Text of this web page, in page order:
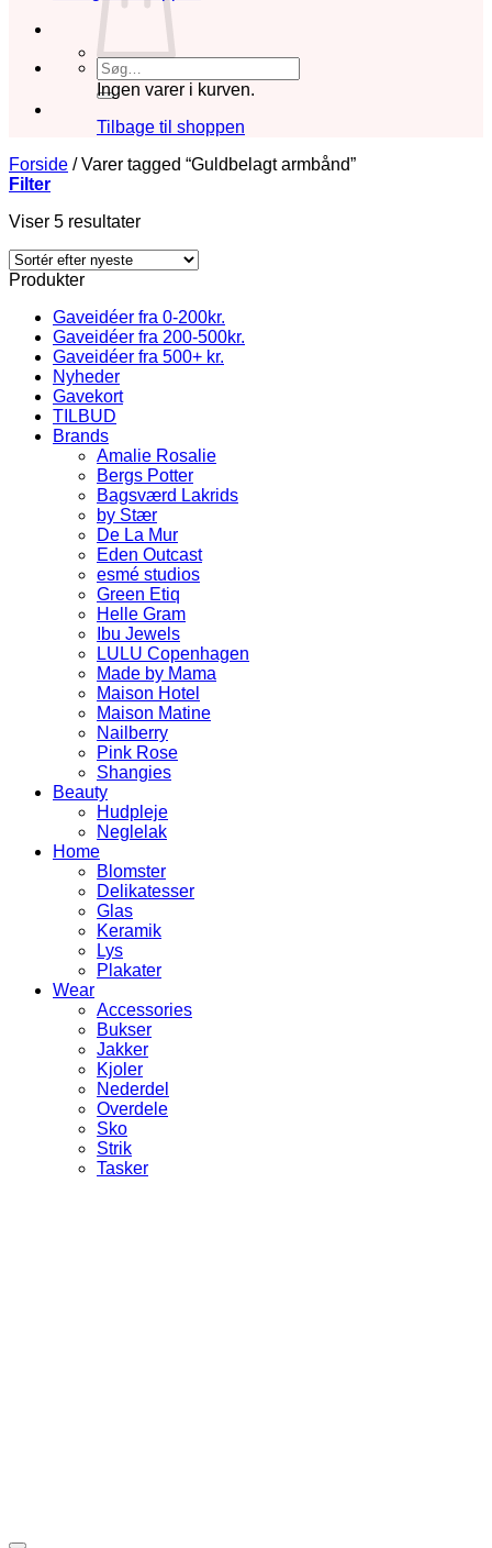
Søg
efter:
Ingen varer i kurven.
Tilbage til shoppen
Forside /Varer tagged “Guldbelagt armbånd”
Filter
Viser 5 resultaterSorteret
seneste
Produkter
Gaveidéer fra 0-200kr.
Gaveidéer fra 200-500kr.
Gaveidéer fra 500+ kr.
Nyheder
Gavekort
TILBUD
Brands
Amalie Rosalie
Bergs Potter
Bagsværd Lakrids
by Stær
De La Mur
Eden Outcast
esmé studios
Green Etiq
Helle Gram
Ibu Jewels
LULU Copenhagen
Made by Mama
Maison Hotel
Maison Matine
Nailberry
Pink Rose
Shangies
Beauty
Hudpleje
Neglelak
Home
Blomster
Delikatesser
Glas
Keramik
Lys
Plakater
Wear
Accessories
Bukser
Jakker
Kjoler
Nederdel
Overdele
Sko
Strik
Tasker